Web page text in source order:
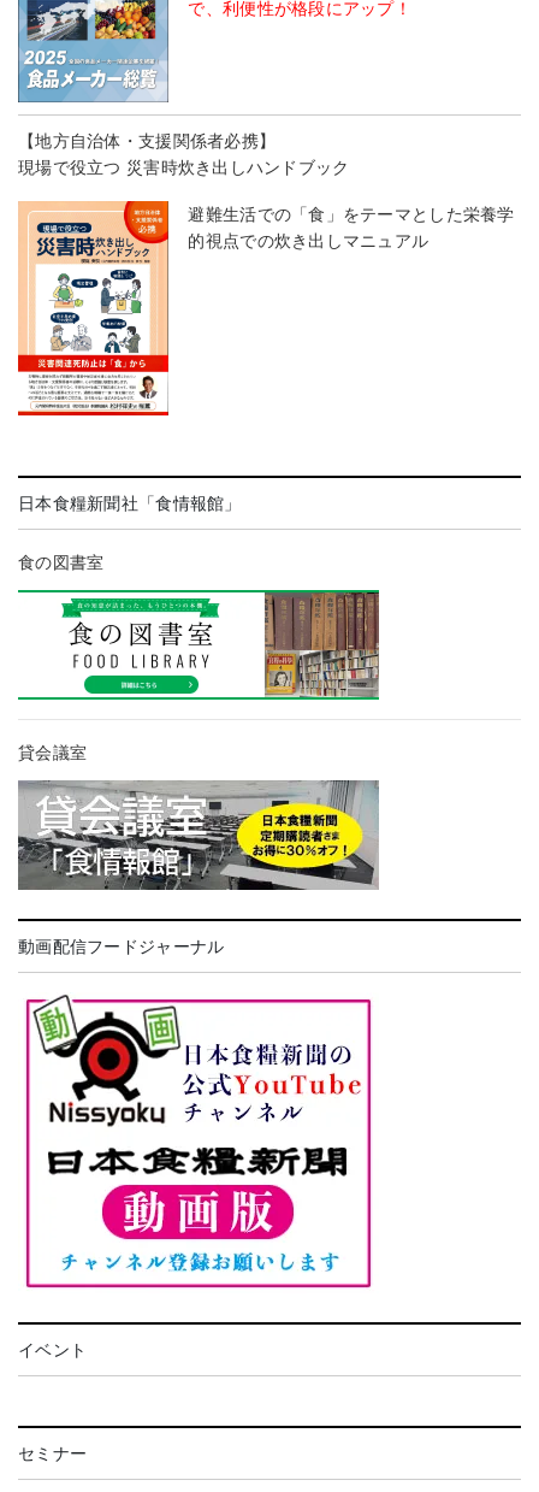
で、利便性が格段にアップ！
【地方自治体・支援関係者必携】
現場で役立つ 災害時炊き出しハンドブック
避難生活での「食」をテーマとした栄養学
的視点での炊き出しマニュアル
日本食糧新聞社「食情報館」
食の図書室
貸会議室
動画配信フードジャーナル
イベント
セミナー